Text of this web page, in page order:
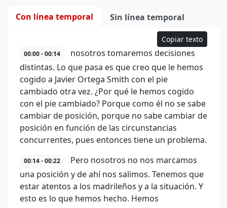
Con línea temporal Sin línea temporal
Copiar texto
00:00 - 00:14
nosotros tomaremos decisiones
distintas. Lo que pasa es que creo que le hemos
cogido a Javier Ortega Smith con el pie
cambiado otra vez. ¿Por qué le hemos cogido
con el pie cambiado? Porque como él no se sabe
cambiar de posición, porque no sabe cambiar de
posición en función de las circunstancias
concurrentes, pues entonces tiene un problema.
00:14 - 00:22
Pero nosotros no nos marcamos
una posición y de ahí nos salimos. Tenemos que
estar atentos a los madrileños y a la situación. Y
esto es lo que hemos hecho. Hemos